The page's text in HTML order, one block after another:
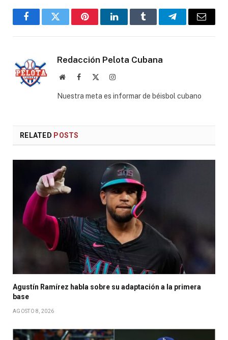
FacebookTwitter PinterestLinkedInTumblr TelegramEmail
Redacción Pelota Cubana
WebsiteFacebook Instagram
Nuestra meta es informar de béisbol cubano
RELATED POSTS
Agustín Ramírez habla sobre su adaptación a la primera
base
AGOSTO 8, 2026